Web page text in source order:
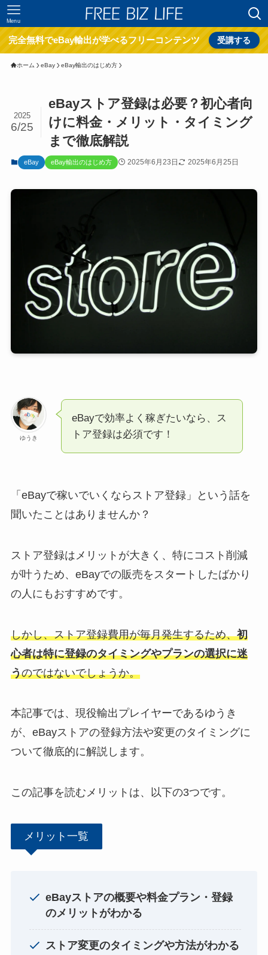
Menu
完全無料でeBay輸出が学べるフリーコンテンツ 受講する
ホーム eBay eBay輸出のはじめ方
eBayストア登録は必要？初心者向
けに料金・メリット・タイミング
まで徹底解説
2025
6/25
eBay eBay輸出のはじめ方 2025年6月23日 2025年6月25日
ゆうき
eBayで効率よく稼ぎたいなら、ス
トア登録は必須です！
「eBayで稼いでいくならストア登録」という話を
聞いたことはありませんか？
ストア登録はメリットが大きく、特にコスト削減
が叶うため、eBayでの販売をスタートしたばかり
の人にもおすすめです。
しかし、ストア登録費用が毎月発生するため、初
心者は特に登録のタイミングやプランの選択に迷
うのではないでしょうか。
本記事では、現役輸出プレイヤーであるゆうき
が、eBayストアの登録方法や変更のタイミングに
ついて徹底的に解説します。
この記事を読むメリットは、以下の3つです。
メリット一覧
eBayストアの概要や料金プラン・登録
のメリットがわかる
ストア変更のタイミングや方法がわかる